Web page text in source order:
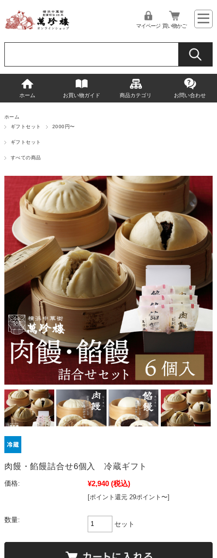
マイページ 買い物かご
ホーム お買い物ガイド 商品カテゴリ お問い合わせ
ホーム
ギフトセット
2000円〜
ギフトセット
すべての商品
肉饅・餡饅詰合せ6個入 冷蔵ギフト
価格: ¥2,940 (税込)
[ポイント還元 29ポイント〜]
数量:
セット